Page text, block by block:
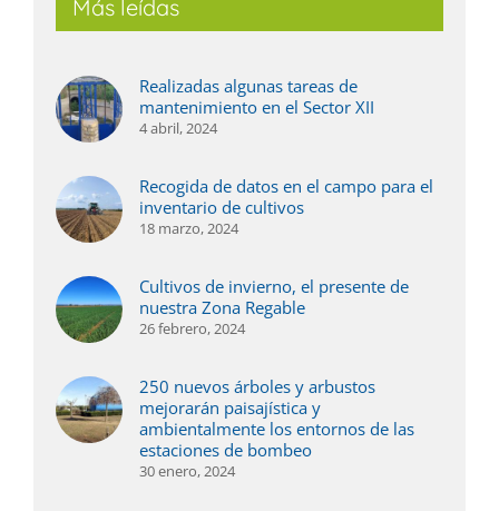
Más leídas
Realizadas algunas tareas de
mantenimiento en el Sector XII
4 abril, 2024
Recogida de datos en el campo para el
inventario de cultivos
18 marzo, 2024
Cultivos de invierno, el presente de
nuestra Zona Regable
26 febrero, 2024
250 nuevos árboles y arbustos
mejorarán paisajística y
ambientalmente los entornos de las
estaciones de bombeo
30 enero, 2024